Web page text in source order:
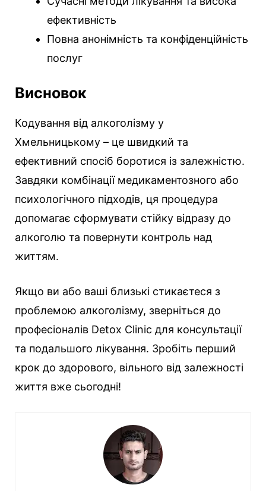
ефективність
Повна анонімність та конфіденційність
послуг
Висновок
Кодування від алкоголізму у
Хмельницькому – це швидкий та
ефективний спосіб боротися із залежністю.
Завдяки комбінації медикаментозного або
психологічного підходів, ця процедура
допомагає сформувати стійку відразу до
алкоголю та повернути контроль над
життям.
Якщо ви або ваші близькі стикаєтеся з
проблемою алкоголізму, зверніться до
професіоналів Detox Clinic для консультації
та подальшого лікування. Зробіть перший
крок до здорового, вільного від залежності
життя вже сьогодні!